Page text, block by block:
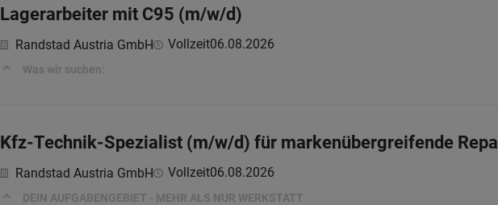
Lagerarbeiter mit C95 (m/w/d)
Randstad Austria GmbH Vollzeit06.08.2026
Was wir suchen:
Kfz-Technik-Spezialist (m/w/d) für markenübergreifende
Randstad Austria GmbH Vollzeit06.08.2026
DEIN AUFGABENGEBIET - MEHR ALS NUR WERKSTATT